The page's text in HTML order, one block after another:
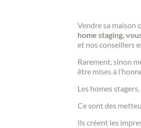
Vendre sa maison
home staging,
et nos conseillers
Rarement, sinon
être mises à
Les homes
Ce sont des
Ils créent les